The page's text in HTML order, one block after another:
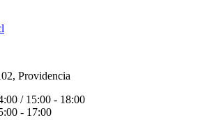
Providencia
/ 15:00 - 18:00
- 17:00